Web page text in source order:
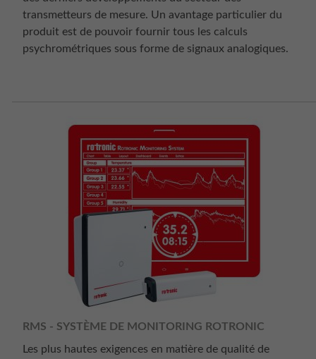
transmetteurs de mesure. Un avantage particulier du
produit est de pouvoir fournir tous les calculs
psychrométriques sous forme de signaux analogiques.
RMS - SYSTÈME DE MONITORING ROTRONIC
Les plus hautes exigences en matière de qualité de